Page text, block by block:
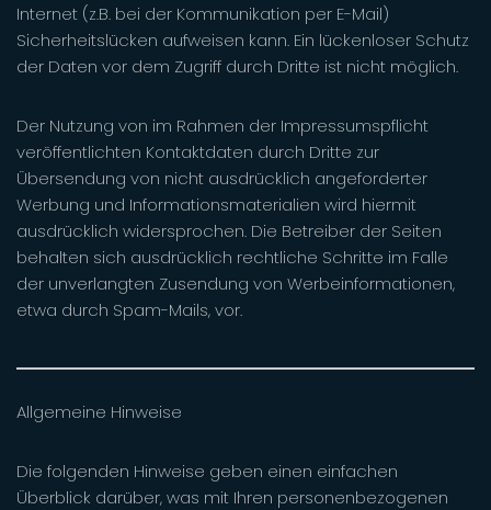
Internet (z.B. bei der Kommunikation per E-Mail)
Sicherheitslücken aufweisen kann. Ein lückenloser Schutz
der Daten vor dem Zugriff durch Dritte ist nicht möglich.
Der Nutzung von im Rahmen der Impressumspflicht
veröffentlichten Kontaktdaten durch Dritte zur
Übersendung von nicht ausdrücklich angeforderter
Werbung und Informationsmaterialien wird hiermit
ausdrücklich widersprochen. Die Betreiber der Seiten
behalten sich ausdrücklich rechtliche Schritte im Falle
der unverlangten Zusendung von Werbeinformationen,
etwa durch Spam-Mails, vor.
Allgemeine Hinweise
Die folgenden Hinweise geben einen einfachen
Überblick darüber, was mit Ihren personenbezogenen